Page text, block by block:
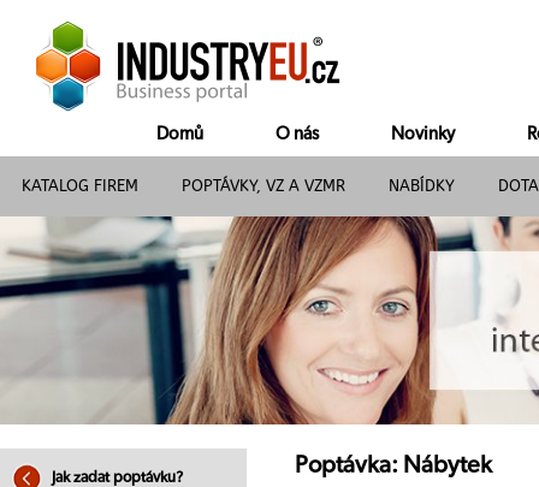
Domů O nás Novinky
KATALOG FIREM POPTÁVKY, VZ A VZMR NABÍDKY
Jak zadat poptávku?
Poptávka: Nábytek